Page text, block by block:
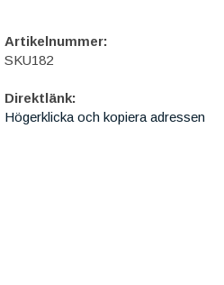
Artikelnummer:
SKU182
Direktlänk:
Högerklicka och kopiera adressen